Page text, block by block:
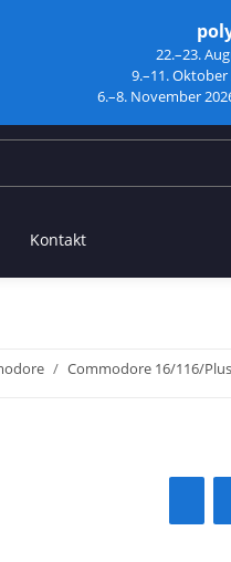
22.–23.
9.–11. Oktober
6.–8. November
Kontakt
Commodore 16/116/